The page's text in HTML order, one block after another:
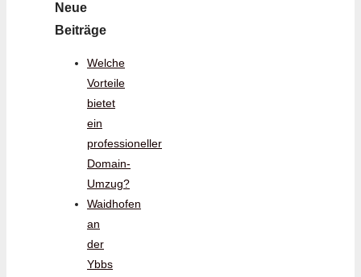
Neue
Beiträge
Welche
Vorteile
bietet
ein
professioneller
Domain-
Umzug?
Waidhofen
an
der
Ybbs